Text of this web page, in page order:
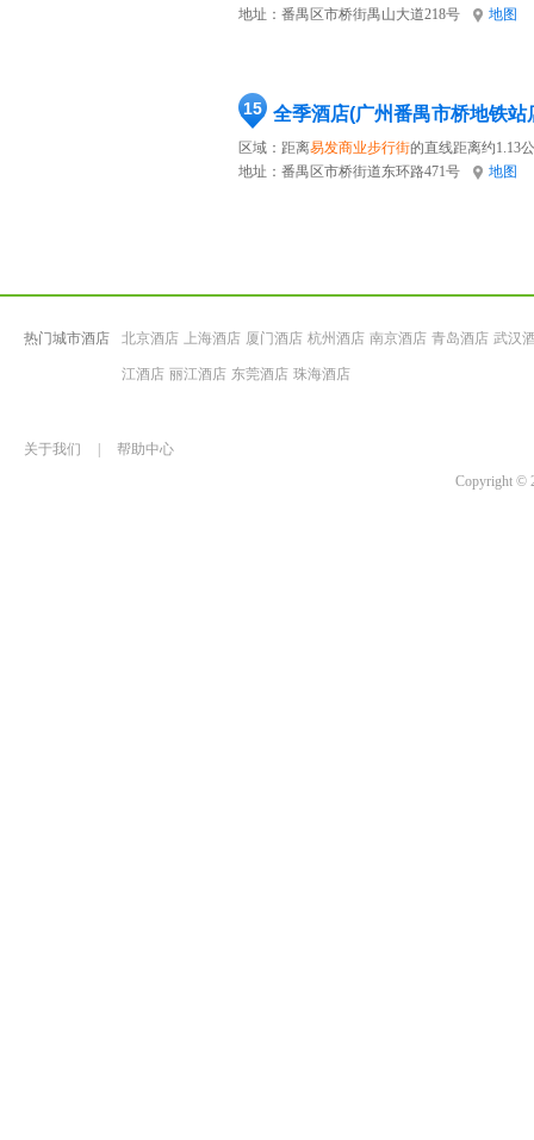
地址： 番禺区市桥街禺山大道218号 地图
15 全季酒店(广州番禺市桥地铁站
区域：距离易发商业步行街的直线距离约1.13
地址： 番禺区市桥街道东环路471号 地图
热门城市酒店 北京酒店 上海酒店 厦门酒店 杭州酒店 南京酒店 青岛酒店 武汉
江酒店 丽江酒店 东莞酒店 珠海酒店
关于我们
帮助中心
Copyright ©